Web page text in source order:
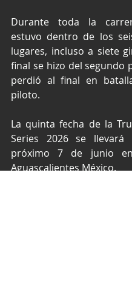
Durante toda la
estuvo dentro de los
lugares, incluso a siete
final se hizo del segundo
perdió al final en
piloto.
La quinta fecha de la
Series 2026 se
próximo 7 de junio
Aguascalientes México.